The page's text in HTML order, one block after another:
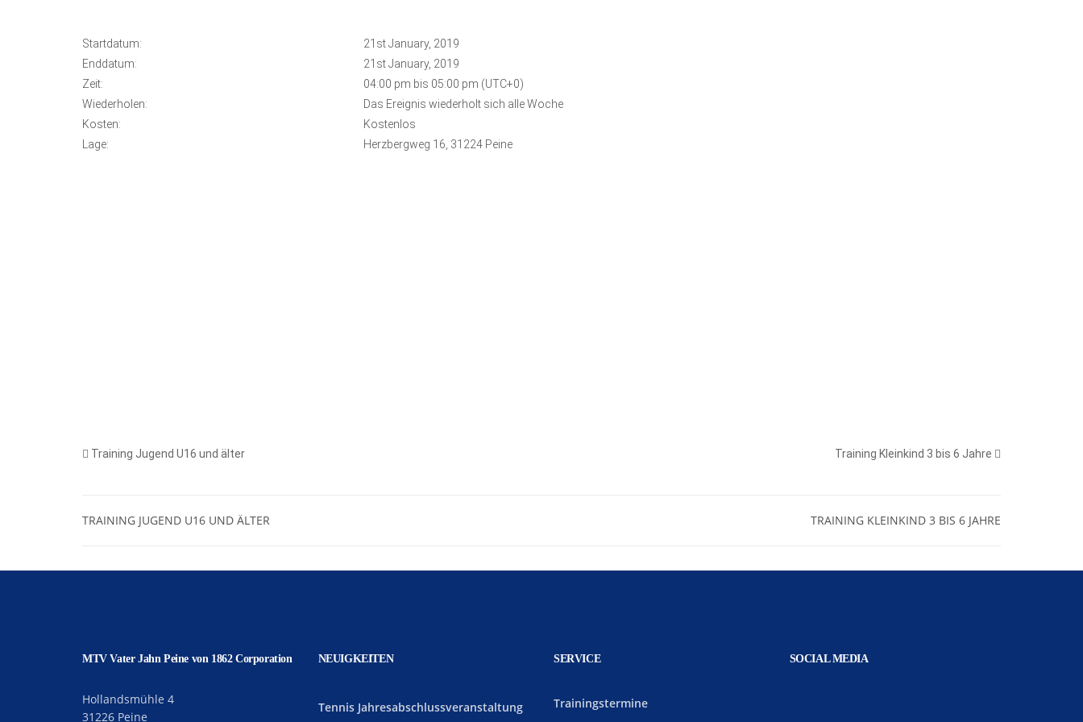
Startdatum:
21st January, 2019
Enddatum:
21st January, 2019
Zeit:
04:00 pm bis 05:00 pm (UTC+0)
Wiederholen:
Das Ereignis wiederholt sich alle Woche
Kosten:
Kostenlos
Lage:
Herzbergweg 16, 31224 Peine
Training Jugend U16 und älter Training Kleinkind 3 bis 6 Jahre
TRAINING JUGEND U16 UND ÄLTER TRAINING KLEINKIND 3 BIS 6 JAHRE
MTV Vater Jahn Peine von 1862 Corporation
Hollandsmühle 4
31226 Peine
NEUIGKEITEN
Tennis Jahresabschlussveranstaltung
SERVICE
Trainingstermine
SOCIAL MEDIA